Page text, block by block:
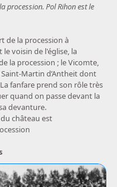
procession. Pol Rihon est le
de la procession à
voisin de l'église, la
la procession ; le Vicomte,
Martin d’Antheit dont
fanfare prend son rôle très
quand on passe devant la
devanture.
château est